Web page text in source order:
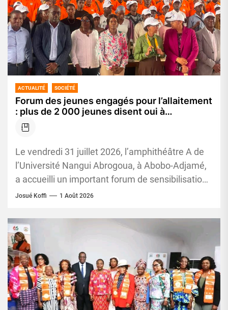
ACTUALITÉ SOCIÉTÉ
Forum des jeunes engagés pour l’allaitement
: plus de 2 000 jeunes disent oui à
l’allaitement
Le vendredi 31 juillet 2026, l’amphithéâtre A de
l’Université Nangui Abrogoua, à Abobo-Adjamé,
a accueilli un important forum de sensibilisation
des jeunes en faveur de...
Josué Koffi 1 Août 2026